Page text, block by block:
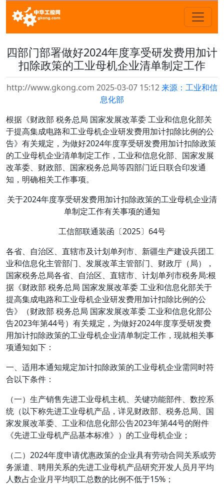
四部门部署做好2024年度享受研发费用加计
扣除政策的工业母机企业清单制定工作
http://www.gkong.com 2025-03-07 15:12来源：工业和信
息化部
根据《财政部 税务总局 国家发展改革委 工业和信息化部关
于提高集成电路和工业母机企业研发费用加计扣除比例的公
告》有关规定，为做好2024年度享受研发费用加计扣除政策
的工业母机企业清单制定工作，工业和信息化部、国家发展
改革委、财政部、国家税务总局等四部门近日联合印发通
知，明确相关工作事项。
关于2024年度享受研发费用加计扣除政策的工业母机企业清
单制定工作有关事项的通知
工信部联通装函〔2025〕64号
各省、自治区、直辖市及计划单列市、新疆生产建设兵团工
业和信息化主管部门、发展改革主管部门、财政厅（局），
国家税务总局各省、自治区、直辖市、计划单列市税务局:根
据《财政部 税务总局 国家发展改革委 工业和信息化部关于
提高集成电路和工业母机企业研发费用加计扣除比例的公
告》（财政部 税务总局 国家发展改革委 工业和信息化部公
告2023年第44号）有关规定，为做好2024年度享受研发费
用加计扣除政策的工业母机企业清单制定工作，现就相关事
项通知如下：
一、适用本通知规定加计扣除政策的工业母机企业需同时符
合以下条件：
（一）生产销售先进工业母机主机、关键功能部件、数控系
统（以下称先进工业母机产品，详见财政部、税务总局、国
家发展改革委、工业和信息化部公告2023年第44号的附件
《先进工业母机产品基本标准》）的工业母机企业；
（二）2024年度申请优惠政策的企业具有劳动合同关系或劳
务派遣、聘用关系的先进工业母机产品研究开发人员月平均
人数占企业月平均职工总数的比例不低于15%；